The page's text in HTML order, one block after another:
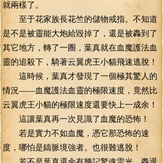
就兩樣了。
至于花家族長花竺的儲物戒指。不知道
是不是被靈能大炮給毀掉了，還是被轟到了
其它地方，轉了一圈，葉真就在血魔護法血
靈的追殺下，騎著云翼虎王小貓飛速逃脫！
這時候，葉真才發現了一個極其驚人的
情況——血魔護法血靈的極限速度，竟然比
云翼虎王小貓的極限速度還要快上一成余！
這讓葉真再一次見識了血魔的恐怖！
若是實力不如血魔，憑它那恐怖的速
度，哪怕是鑄脈境強者。也很難逃脫！